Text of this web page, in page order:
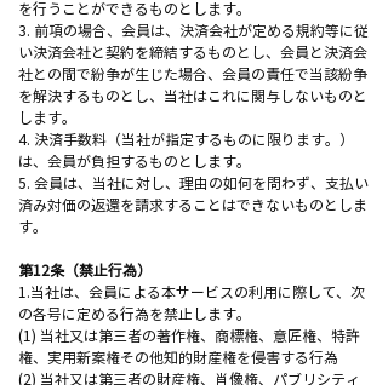
を行うことができるものとします。
3. 前項の場合、会員は、決済会社が定める規約等に従
い決済会社と契約を締結するものとし、会員と決済会
社との間で紛争が生じた場合、会員の責任で当該紛争
を解決するものとし、当社はこれに関与しないものと
します。
4. 決済手数料（当社が指定するものに限ります。）
は、会員が負担するものとします。
5. 会員は、当社に対し、理由の如何を問わず、支払い
済み対価の返還を請求することはできないものとしま
す。
第12条（禁止行為）
1.当社は、会員による本サービスの利用に際して、次
の各号に定める行為を禁止します。
(1) 当社又は第三者の著作権、商標権、意匠権、特許
権、実用新案権その他知的財産権を侵害する行為
(2) 当社又は第三者の財産権、肖像権、パブリシティ